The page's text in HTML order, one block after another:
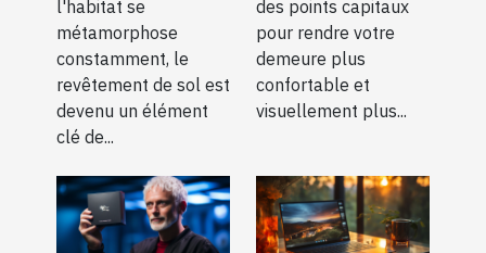
de sol et
comment
elles
transforment
l'esthétique
des
habitations
modernes
l'habitat se
métamorphose
constamment, le
revêtement de sol est
devenu un élément
clé de...
améliorer la
décoration de
votre
intérieur ?
des points capitaux
pour rendre votre
demeure plus
confortable et
visuellement plus...